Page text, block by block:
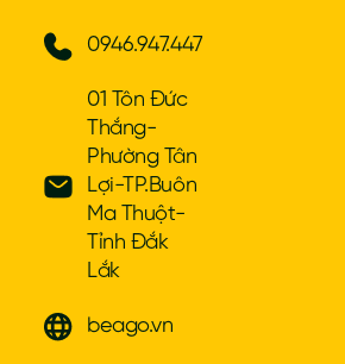
0946.947.447
01 Tôn Đức
Thắng-
Phường Tân
Lợi-TP.Buôn
Ma Thuột-
Tỉnh Đắk
Lắk
beago.vn